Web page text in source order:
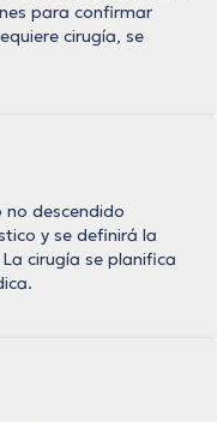
para confirmar
cirugía, se
descendido
y se definirá la
cirugía se planifica